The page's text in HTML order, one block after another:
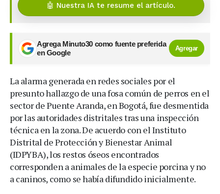
🤖 Nuestra IA te resume el artículo.
Agrega Minuto30 como fuente preferida
en Google
Agregar
La alarma generada en redes sociales por el
presunto hallazgo de una fosa común de perros en el
sector de Puente Aranda, en Bogotá, fue desmentida
por las autoridades distritales tras una inspección
técnica en la zona. De acuerdo con el Instituto
Distrital de Protección y Bienestar Animal
(IDPYBA), los restos óseos encontrados
corresponden a animales de la especie porcina y no
a caninos, como se había difundido inicialmente.